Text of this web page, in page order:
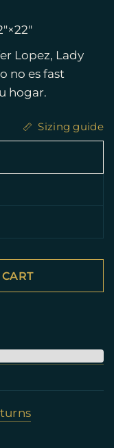
Lopez, Lady
no es fast
hogar.
Sizing guide